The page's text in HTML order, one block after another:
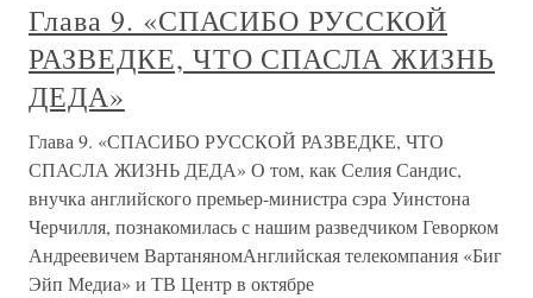
Глава 9. «СПАСИБО РУССКОЙ
РАЗВЕДКЕ, ЧТО СПАСЛА ЖИЗНЬ
ДЕДА»
Глава 9. «СПАСИБО РУССКОЙ РАЗВЕДКЕ, ЧТО
СПАСЛА ЖИЗНЬ ДЕДА» О том, как Селия Сандис,
внучка английского премьер-министра сэра Уинстона
Черчилля, познакомилась с нашим разведчиком Геворком
Андреевичем ВартаняномАнглийская телекомпания «Биг
Эйп Медиа» и ТВ Центр в октябре